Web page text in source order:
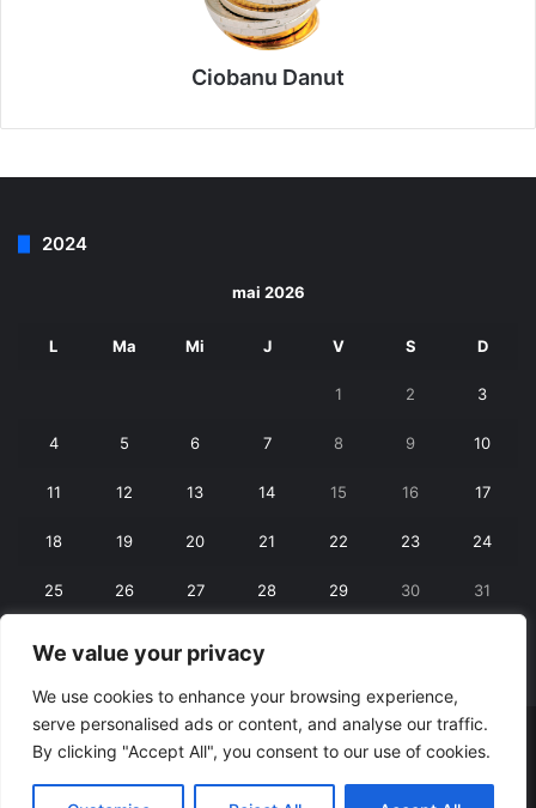
We value your privacy
We use cookies to enhance your browsing experience,
serve personalised ads or content, and analyse our traffic.
By clicking "Accept All", you consent to our use of cookies.
Ciobanu Danut
2024
mai 2026
L Ma Mi J V S D
1 2 3
4 5 6 7 8 9 10
11 12 13 14 15 16 17
18 19 20 21 22 23 24
25 26 27 28 29 30 31
« apr. iun. »
© Copyright 2026, All Rights Reserved | RexNet